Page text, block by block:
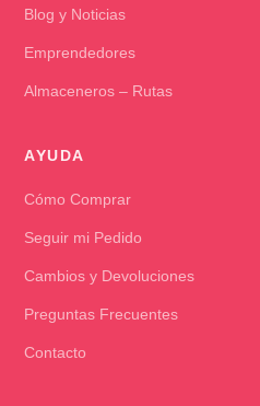
Blog y Noticias
Emprendedores
Almaceneros – Rutas
AYUDA
Cómo Comprar
Seguir mi Pedido
Cambios y Devoluciones
Preguntas Frecuentes
Contacto